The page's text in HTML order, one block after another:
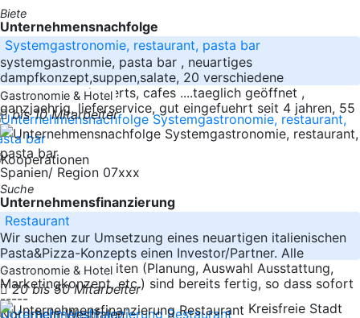
Biete
Unternehmensnachfolge
Systemgastronomie, restaurant, pasta bar
systemgastronmie, pasta bar , neuartiges
dampfkonzept,suppen,salate, 20 verschiedene
pastasaucen, desserts, cafes ....taeglich geöffnet ,
ganzjaehrig, lieferservice, gut eingefuehrt seit 4 jahren, 55
Gastronomie & Hotel
bis 10 Mitarbeiter
Spanien/ Region 07xxx
Suche
Unternehmensfinanzierung
Restaurant
Wir suchen zur Umsetzung eines neuartigen italienischen
Pasta&Pizza-Konzepts einen Investor/Partner. Alle
relevanten Vorarbeiten (Planung, Auswahl Ausstattung,
Marketingkonzept, etc.) sind bereits fertig, so dass sofort
-----
Nordrhein-Westfalen
Gastronomie & Hotel
20 bis 50 Mitarbeiter
Kreisfreie Stadt